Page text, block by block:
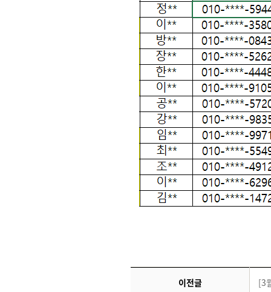
이전글 [3